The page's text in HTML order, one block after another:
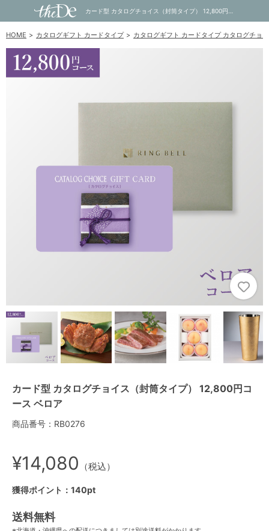
HOME カタログギフト カードタイプ カタログギフト カードタイプ カタログチョ
カード型 カタログチョイス（封筒タイプ） 12,800円コ
ース ベロア
商品番号：RB0276
¥14,080 （税込）
獲得ポイント：140pt
送料無料